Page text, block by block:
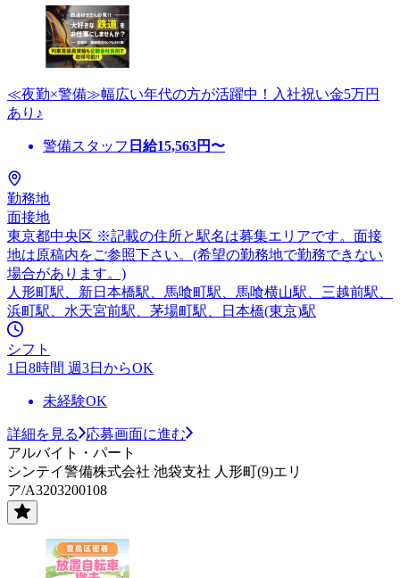
≪夜勤×警備≫幅広い年代の方が活躍中！入社祝い金5万円
あり♪
警備スタッフ 日給15,563円〜
勤務地
面接地
東京都中央区 ※記載の住所と駅名は募集エリアです。面接
地は原稿内をご参照下さい。(希望の勤務地で勤務できない
場合があります。)
人形町駅、新日本橋駅、馬喰町駅、馬喰横山駅、三越前駅、
浜町駅、水天宮前駅、茅場町駅、日本橋(東京)駅
シフト
1日8時間 週3日からOK
未経験OK
詳細を見る
応募画面に進む
アルバイト・パート
シンテイ警備株式会社 池袋支社 人形町(9)エリ
ア/A3203200108